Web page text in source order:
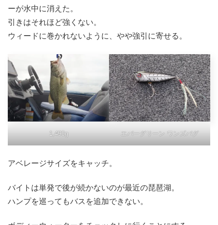
ーが水中に消えた。
引きはそれほど強くない。
ウィードに巻かれないように、やや強引に寄せる。
1,490g エバーグリーン ワンズバグ
アベレージサイズをキャッチ。
バイトは単発で後が続かないのが最近の琵琶湖。
ハンプを巡ってもバスを追加できない。